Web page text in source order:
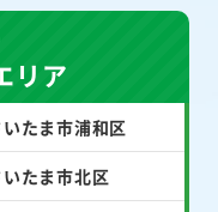
リア
いたま市浦和区
いたま市北区